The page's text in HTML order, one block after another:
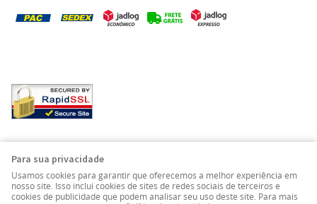
LOJA VIRTUAL CRIADA POR
Para sua privacidade
Usamos cookies para garantir que oferecemos a melhor experiência em
nosso site. Isso inclui cookies de sites de redes sociais de terceiros e
cookies de publicidade que podem analisar seu uso deste site. Para mais